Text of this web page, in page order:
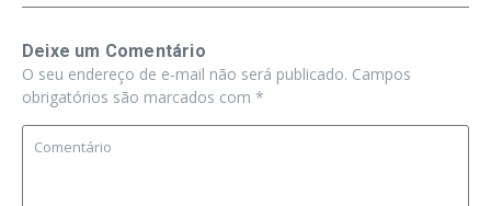
Deixe um Comentário
O seu endereço de e-mail não será publicado. Campos
obrigatórios são marcados com *